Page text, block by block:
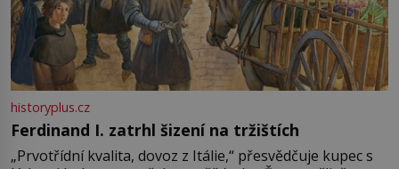
historyplus.cz
Ferdinand I. zatrhl šizení na tržištích
„Prvotřídní kvalita, dovoz z Itálie,“ přesvědčuje kupec s